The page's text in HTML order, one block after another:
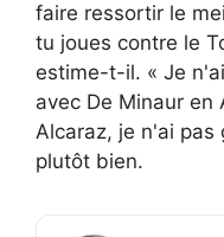
faire ressortir le
tu joues contre le
estime-t-il. « Je
avec De Minaur en
Alcaraz, je n'ai pas
plutôt bien.